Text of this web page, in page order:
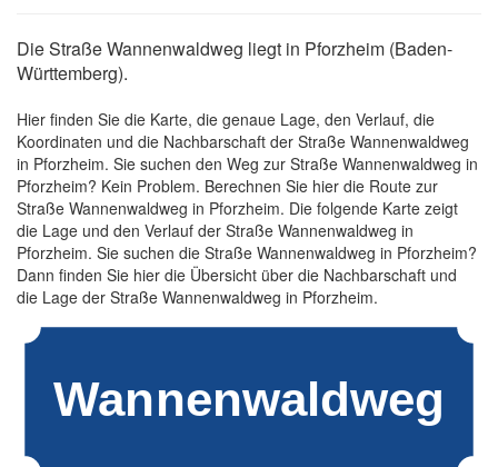
Die Straße Wannenwaldweg liegt in Pforzheim (Baden-
Württemberg).
Hier finden Sie die Karte, die genaue Lage, den Verlauf, die
Koordinaten und die Nachbarschaft der Straße Wannenwaldweg
in Pforzheim. Sie suchen den Weg zur Straße Wannenwaldweg in
Pforzheim? Kein Problem. Berechnen Sie hier die Route zur
Straße Wannenwaldweg in Pforzheim. Die folgende Karte zeigt
die Lage und den Verlauf der Straße Wannenwaldweg in
Pforzheim. Sie suchen die Straße Wannenwaldweg in Pforzheim?
Dann finden Sie hier die Übersicht über die Nachbarschaft und
die Lage der Straße Wannenwaldweg in Pforzheim.